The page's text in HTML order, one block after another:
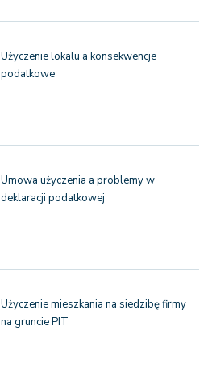
Użyczenie lokalu a konsekwencje
podatkowe
Umowa użyczenia a problemy w
deklaracji podatkowej
Użyczenie mieszkania na siedzibę firmy
na gruncie PIT